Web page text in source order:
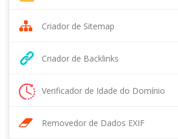
Criador de Sitemap
Criador de Backlinks
Verificador de Idade do Domínio
Removedor de Dados EXIF